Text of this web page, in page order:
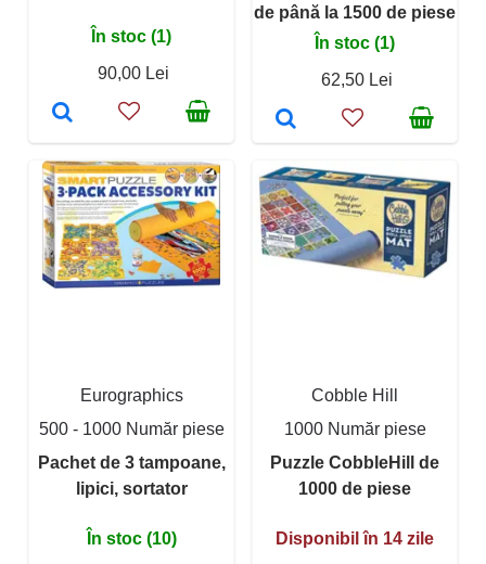
În stoc (1)
90,00 Lei
de până la 1500 de piese
În stoc (1)
62,50 Lei
Eurographics
500 - 1000 Număr piese
Pachet de 3 tampoane,
lipici, sortator
În stoc (10)
Cobble Hill
1000 Număr piese
Puzzle CobbleHill de
1000 de piese
Disponibil în 14 zile